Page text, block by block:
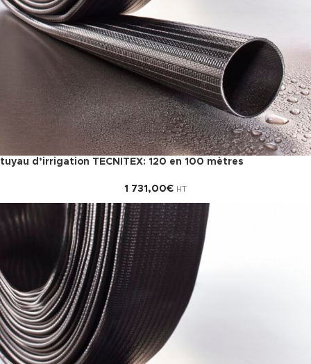
tuyau d’irrigation TECNITEX: 120 en 100 mètres
1 731,00€ HT